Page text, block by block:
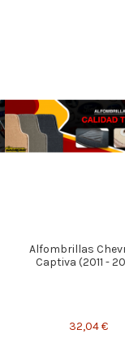
Alfombrillas
Captiva (2011 -
32,04 €